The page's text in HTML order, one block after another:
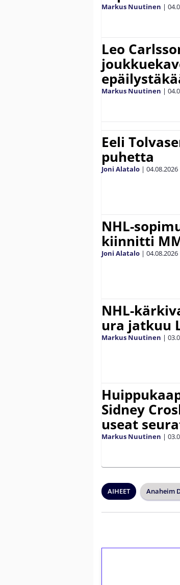
Markus Nuutinen |
Leo
Markus Nuutinen |
Eeli
puhetta
Joni Alatalo | 04.08.2026
NHL-
kiinnitti
Joni Alatalo | 04.08.2026
NHL-
ura jatkuu
Markus Nuutinen |
Sidney
useat
Markus Nuutinen |
AIHEET Anaheim